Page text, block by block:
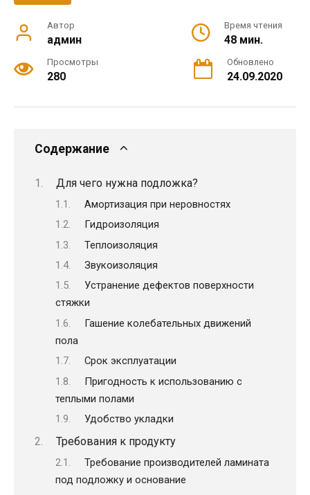
Автор
админ
Время чтения
48 мин.
Просмотры
280
Обновлено
24.09.2020
Содержание
Для чего нужна подложка?
Амортизация при неровностях
Гидроизоляция
Теплоизоляция
Звукоизоляция
Устранение дефектов поверхности
стяжки
Гашение колебательных движений
пола
Срок эксплуатации
Пригодность к использованию с
теплыми полами
Удобство укладки
Требования к продукту
Требование производителей ламината
под подложку и основание